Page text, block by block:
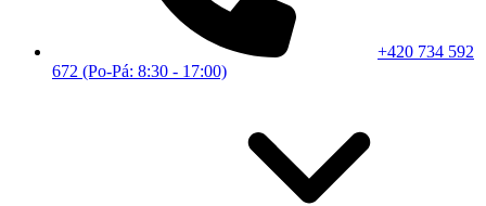
+420 734 592
672 (Po-Pá: 8:30 - 17:00)